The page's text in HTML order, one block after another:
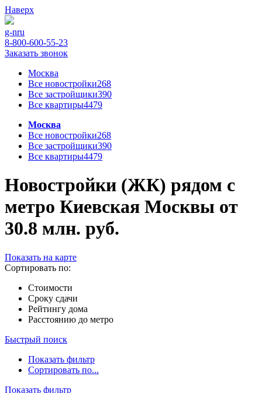
Наверх
g-nru
8-800-600-55-23
Заказать звонок
Москва
Все новостройки268
Все застройщики390
Все квартиры4479
Москва
Все новостройки268
Все застройщики390
Все квартиры4479
Новостройки (ЖК) рядом с
метро Киевская Москвы от
30.8 млн. руб.
Показать на карте
Сортировать по:
Стоимости
Сроку сдачи
Рейтингу дома
Расстоянию до метро
Быстрый поиск
Показать фильтр
Сортировать по...
Показать фильтр